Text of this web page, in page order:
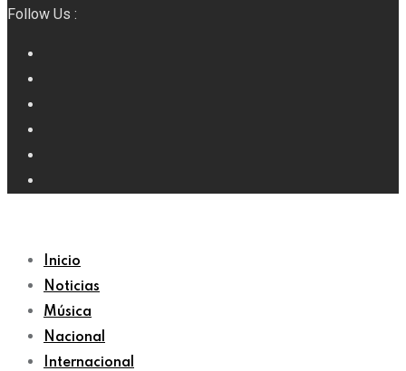
Follow Us :
Inicio
Noticias
Música
Nacional
Internacional